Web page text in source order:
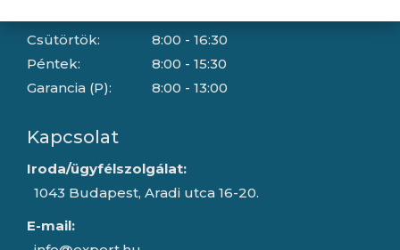
Csütörtök:
Péntek:
Garancia (P):
8:00 - 16:30
8:00 - 15:30
8:00 - 13:00
Kapcsolat
Iroda/ügyfélszolgálat:
1043 Budapest, Aradi utca 16-20.
E-mail: